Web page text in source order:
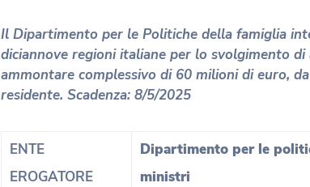
Il Dipartimento per le Politiche della famiglia
diciannove regioni italiane per lo svolgimento
ammontare complessivo di 60 milioni di euro,
residente. Scadenza: 8/5/2025
ENTE
EROGATORE
Dipartimento per le
ministri